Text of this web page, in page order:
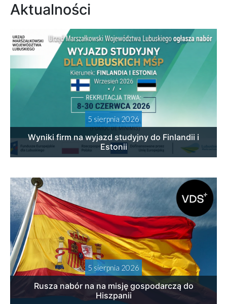
Aktualności
5 sierpnia 2026
Wyniki firm na wyjazd studyjny do Finlandii i
Estonii
5 sierpnia 2026
Rusza nabór na na misję gospodarczą do
Hiszpanii